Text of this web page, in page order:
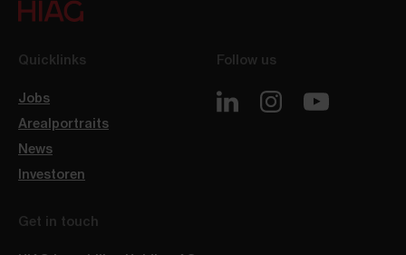
Quicklinks
Jobs
Arealportraits
News
Investoren
Follow us
Get in touch